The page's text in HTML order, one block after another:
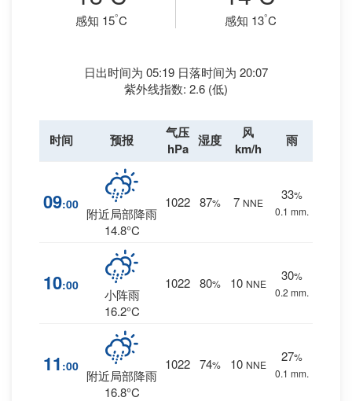
感知 15°C 感知 13°C
日出时间为 05:19 日落时间为 20:07
紫外线指数: 2.6 (低)
时间 预报
气压
hPa 湿度
风
km/h
雨
09:00
附近局部降雨
14.8°C
1022 87% 7 NNE
33%
0.1 mm.
10:00
小阵雨
16.2°C
1022 80% 10 NNE
30%
0.2 mm.
11 :00
附近局部降雨
16.8°C
1022 74% 10 NNE
27%
0.1 mm.